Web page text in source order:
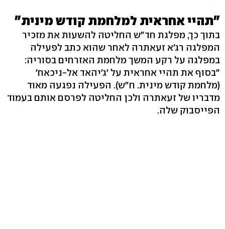
"תהיי אחראית למלחמת קודש מינית"
בתוך כך, מפלגת חד"ש החליטה להשעות את מזכיר
המפלגה רג'א זעאתרה לאחר שהוא כתב לפעילה
במפלגה על רקע המשך מלחמת האזרחים בסוריה:
"בסוף את תהיי אחראית על 'ג'יהאד אל-ניכאח'
(מלחמת קודש מינית. ח"ש). הפעילה נפגעה מאוד
מדבריו של זעאתרה ולכן החליטה לפרסם אותם בעמוד
הפייסבוק שלה.